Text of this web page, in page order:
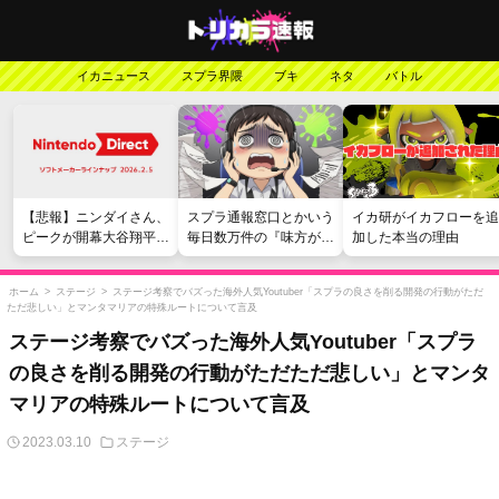
イカニュース スプラ界隈 ブキ ネタ バトル
【悲報】ニンダイさん、
ピークが開幕大谷翔平の
がっかりダイレクトだっ
たと言われてしまう
スプラ通報窓口とかいう
毎日数万件の『味方が弱
い』愚痴を読まされる苦
行
イカ研がイカフローを追
加した本当の理由
ホーム > ステージ > ステージ考察でバズった海外人気Youtuber「スプラの良さを削る開発の行動がただ
ただ悲しい」とマンタマリアの特殊ルートについて言及
ステージ考察でバズった海外人気Youtuber「スプラ
の良さを削る開発の行動がただただ悲しい」とマンタ
マリアの特殊ルートについて言及
2023.03.10 ステージ